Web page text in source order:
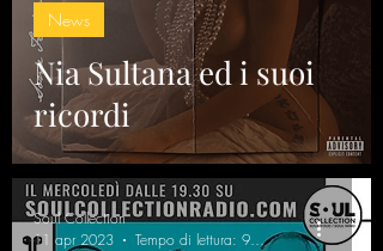
Nia Sultana ed i suoi
ricordi
News
Soul Collection
11 apr 2023
Tempo di lettura: 9 min